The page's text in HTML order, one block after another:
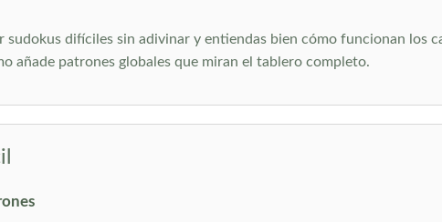
sudokus difíciles sin adivinar y entiendas bien cómo funcionan los
añade patrones globales que miran el tablero completo.